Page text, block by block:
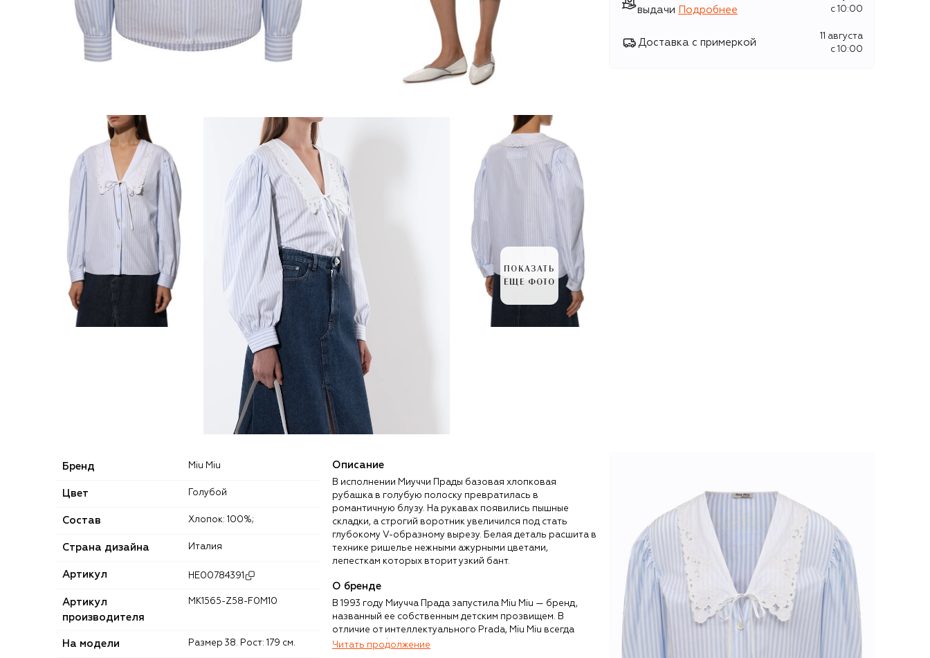
ПОКАЗАТЬ
ЕЩЕ ФОТО
выдачи
Подробнее
c 10:00
Доставка с примеркой
11 августа
c 10:00
Бренд Miu Miu
Цвет Голубой
Состав Хлопок: 100%;
Страна дизайна Италия
Артикул HE00784391
Артикул
производителя
MK1565-Z58-F0M10
На модели Размер 38. Рост: 179 см.
Описание
В исполнении Миуччи Прады базовая хлопковая
рубашка в голубую полоску превратилась в
романтичную блузу. На рукавах появились пышные
складки, а строгий воротник увеличился под стать
глубокому V-образному вырезу. Белая деталь расшита в
технике ришелье нежными ажурными цветами,
лепесткам которых вторит узкий бант.
О бренде
В 1993 году Миучча Прада запустила Miu Miu — бренд,
названный ее собственным детским прозвищем. В
отличие от интеллектуального Prada, Miu Miu всегда
отличался бунтарским духом, эклектичным и
Читать продолжение